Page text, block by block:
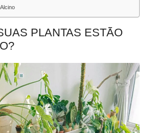
Alcino
PLANTAS ESTÃO